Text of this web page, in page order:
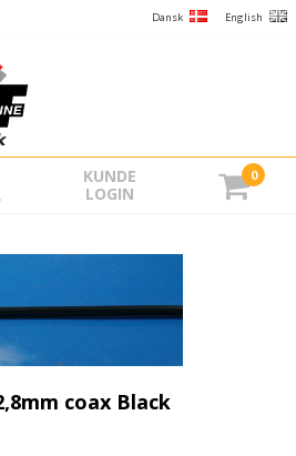
Dansk English
KUNDE
LOGIN
0
coax Black